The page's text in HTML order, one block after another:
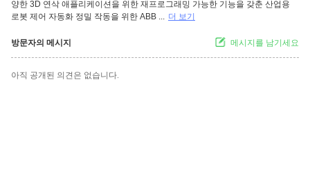
양한 3D 연삭 애플리케이션을 위한 재프로그래밍 가능한 기능을 갖춘 산업용
로봇 제어 자동화 정밀 작동을 위한 ABB ... 더 보기
방문자의 메시지 메시지를 남기세요
아직 공개된 의견은 없습니다.